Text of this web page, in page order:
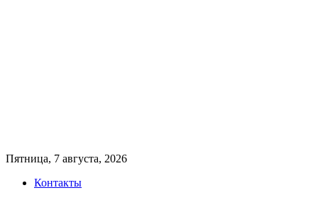
Пятница, 7 августа, 2026
Контакты